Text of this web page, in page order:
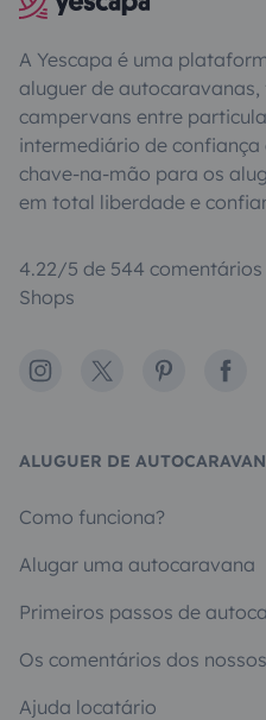
A Yescapa é uma
aluguer de
campervans entre
intermediário de
chave-na-mão para os
em total liberdade e
4.22/5 de 544
Shops
Instagram
X Pinterest
ALUGUER DE
Como funciona?
Alugar uma autocaravana
Primeiros passos de
Os comentários dos
Ajuda locatário